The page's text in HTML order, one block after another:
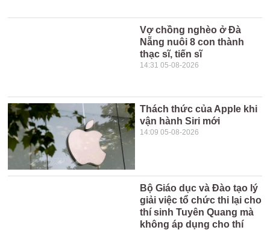
Vợ chồng nghèo ở Đà
Nẵng nuôi 8 con thành
thạc sĩ, tiến sĩ
14:31 05-08-2026
Thách thức của Apple khi
vận hành Siri mới
14:09 05-08-2026
Bộ Giáo dục và Đào tạo lý
giải việc tổ chức thi lại cho
thí sinh Tuyên Quang mà
không áp dụng cho thí